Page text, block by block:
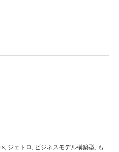
, ジェトロ , ビジネスモデル構築型, も